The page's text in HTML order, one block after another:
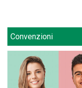
Convenzioni